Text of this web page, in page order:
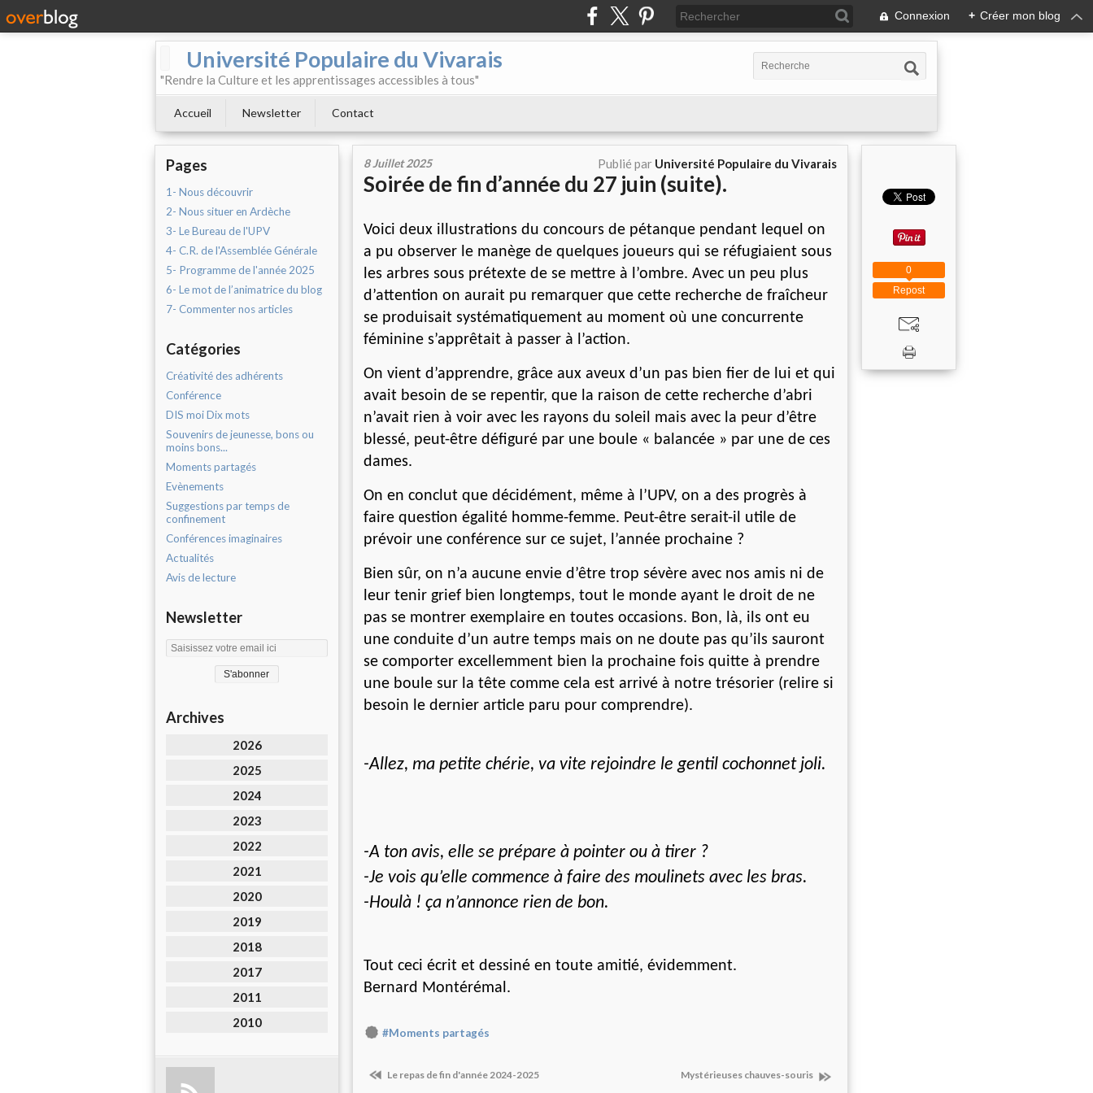
Connexion + Créer mon blog
Université Populaire du Vivarais
"Rendre la Culture et les apprentissages accessibles à tous"
Accueil Newsletter Contact
Pages
1- Nous découvrir
2- Nous situer en Ardèche
3- Le Bureau de l'UPV
4- C.R. de l'Assemblée Générale
5- Programme de l'année 2025
6- Le mot de l’animatrice du blog
7- Commenter nos articles
Catégories
Créativité des adhérents
Conférence
DIS moi Dix mots
Souvenirs de jeunesse, bons ou
moins bons...
Moments partagés
Evènements
Suggestions par temps de
confinement
Conférences imaginaires
Actualités
Avis de lecture
Newsletter
Archives
2026
2025
2024
2023
2022
2021
2020
2019
2018
2017
2011
2010
8 Juillet 2025 Publié par Université Populaire du Vivarais
Soirée de fin d’année du 27 juin (suite).
Voici deux illustrations du concours de pétanque pendant lequel on
a pu observer le manège de quelques joueurs qui se réfugiaient sous
les arbres sous prétexte de se mettre à l’ombre. Avec un peu plus
d’attention on aurait pu remarquer que cette recherche de fraîcheur
se produisait systématiquement au moment où une concurrente
féminine s’apprêtait à passer à l’action.
On vient d’apprendre, grâce aux aveux d’un pas bien fier de lui et qui
avait besoin de se repentir, que la raison de cette recherche d’abri
n’avait rien à voir avec les rayons du soleil mais avec la peur d’être
blessé, peut-être défiguré par une boule « balancée » par une de ces
dames.
On en conclut que décidément, même à l’UPV, on a des progrès à
faire question égalité homme-femme. Peut-être serait-il utile de
prévoir une conférence sur ce sujet, l’année prochaine ?
Bien sûr, on n’a aucune envie d’être trop sévère avec nos amis ni de
leur tenir grief bien longtemps, tout le monde ayant le droit de ne
pas se montrer exemplaire en toutes occasions. Bon, là, ils ont eu
une conduite d’un autre temps mais on ne doute pas qu’ils sauront
se comporter excellemment bien la prochaine fois quitte à prendre
une boule sur la tête comme cela est arrivé à notre trésorier (relire si
besoin le dernier article paru pour comprendre).
-Allez, ma petite chérie, va vite rejoindre le gentil cochonnet joli.
-A ton avis, elle se prépare à pointer ou à tirer ?
-Je vois qu’elle commence à faire des moulinets avec les bras.
-Houlà ! ça n’annonce rien de bon.
Tout ceci écrit et dessiné en toute amitié, évidemment.
Bernard Montérémal.
#Moments partagés
Le repas de fin d'année 2024-2025 Mystérieuses chauves-souris
Repost
0